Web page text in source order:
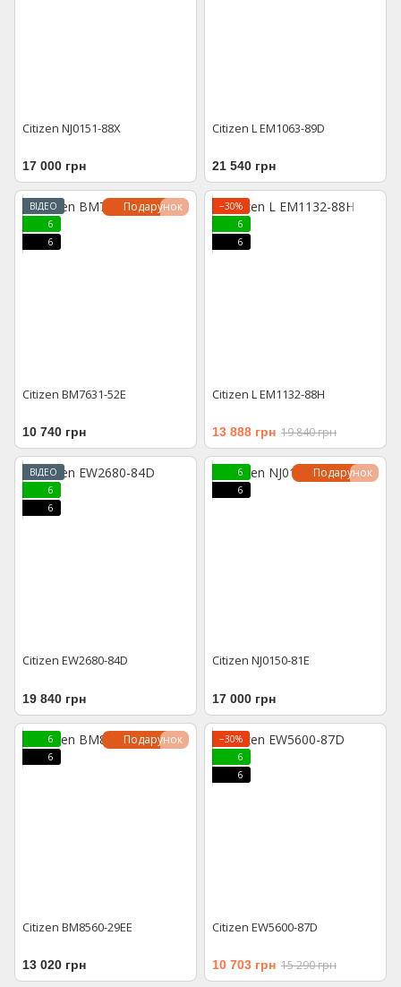
Citizen NJ0151-88X
17 000 грн
Citizen L EM1063-89D
21 540 грн
Подарунок
ВІДЕО
6
6
Citizen BM7631-52E
10 740 грн
−30%
6
6
Citizen L EM1132-88H
13 888 грн 19 840 грн
ВІДЕО
6
6
Citizen EW2680-84D
19 840 грн
Подарунок
6
6
Citizen NJ0150-81E
17 000 грн
Подарунок
6
6
Citizen BM8560-29EE
13 020 грн
−30%
6
6
Citizen EW5600-87D
10 703 грн 15 290 грн